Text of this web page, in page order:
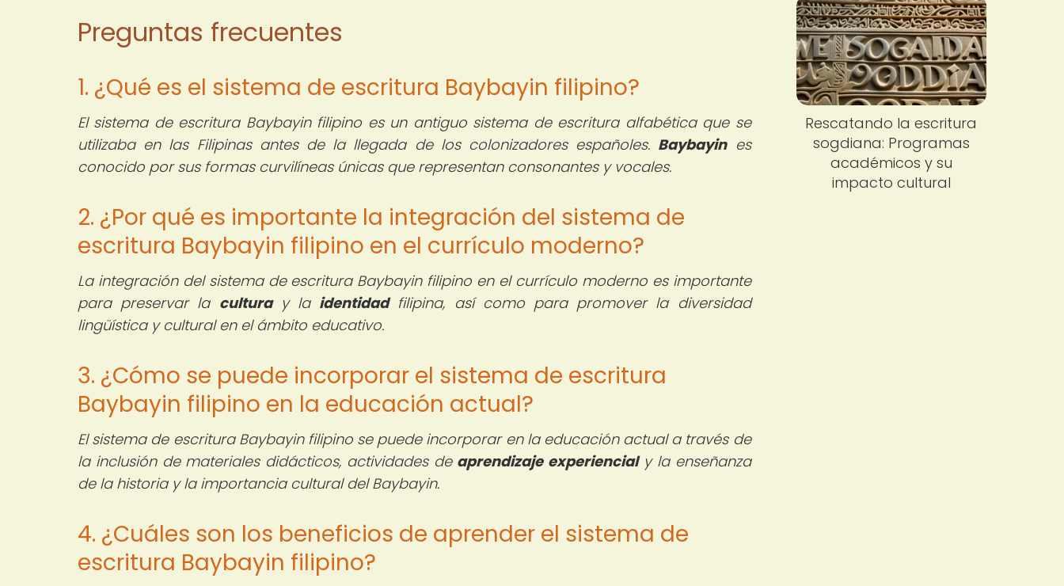
Preguntas frecuentes
1. ¿Qué es el sistema de escritura Baybayin filipino?
El sistema de escritura Baybayin filipino es un antiguo sistema de escritura alfabética que se
utilizaba en las Filipinas antes de la llegada de los colonizadores españoles. Baybayines
conocido por sus formas curvilíneas únicas que representan consonantes y vocales.
2. ¿Por qué es importante la integración del sistema de
escritura Baybayin filipino en el currículo moderno?
La integración del sistema de escritura Baybayin filipino en el currículo moderno es importante
para preservar la culturay la identidadfilipina, así como para promover la diversidad
lingüística y cultural en el ámbito educativo.
3. ¿Cómo se puede incorporar el sistema de escritura
Baybayin filipino en la educación actual?
El sistema de escritura Baybayin filipino se puede incorporar en la educación actual a través de
la inclusión de materiales didácticos, actividades de aprendizaje experiencialy la enseñanza
de la historia y la importancia cultural del Baybayin.
4. ¿Cuáles son los beneficios de aprender el sistema de
escritura Baybayin filipino?
Rescatando la escritura
sogdiana: Programas
académicos y su
impacto cultural